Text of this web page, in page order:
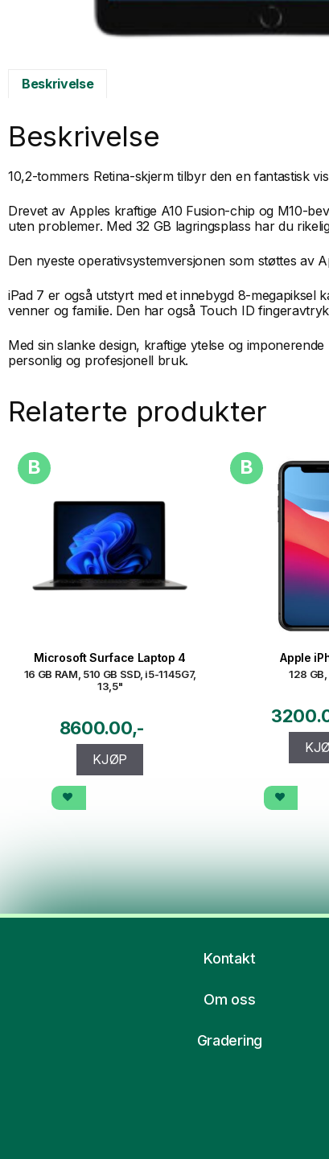
Beskrivelse
Beskrivelse
10,2-tommers Retina-skjerm tilbyr den en fantastisk
Drevet av Apples kraftige A10 Fusion-chip og M10-
uten problemer. Med 32 GB lagringsplass har du
Den nyeste operativsystemversjonen som støttes av
iPad 7 er også utstyrt med et innebygd 8-megapiksel
venner og familie. Den har også Touch ID
Med sin slanke design, kraftige ytelse og
personlig og profesjonell bruk.
Relaterte produkter
B
Microsoft Surface Laptop 4
16 GB RAM, 510 GB SSD, i5-1145G7,
13,5"
8600.00
KJØP
B
Apple
128
Kontakt
Om oss
Gradering